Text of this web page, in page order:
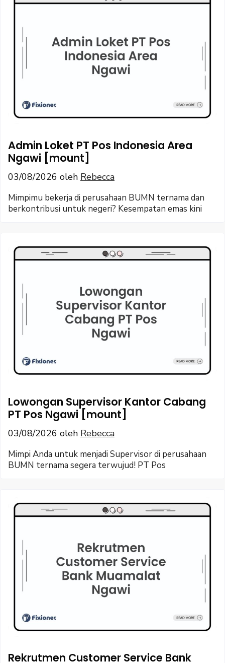
Admin Loket PT Pos Indonesia Area
Ngawi [mount]
03/08/2026 oleh Rebecca
Mimpimu bekerja di perusahaan BUMN ternama dan
berkontribusi untuk negeri? Kesempatan emas kini
Lowongan Supervisor Kantor Cabang
PT Pos Ngawi [mount]
03/08/2026 oleh Rebecca
Mimpi Anda untuk menjadi Supervisor di perusahaan
BUMN ternama segera terwujud! PT Pos
Rekrutmen Customer Service Bank